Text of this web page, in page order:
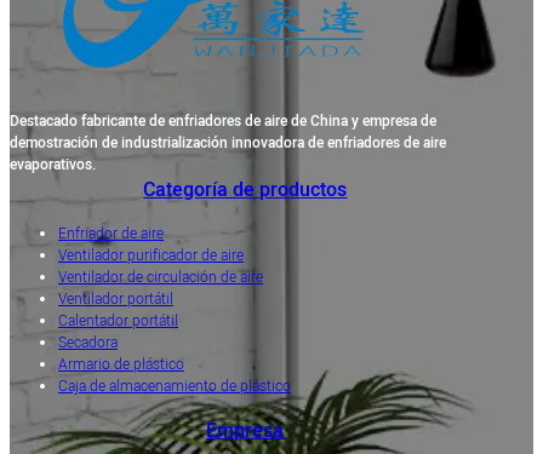
Destacado fabricante de enfriadores de aire de China y empresa de
demostración de industrialización innovadora de enfriadores de aire
evaporativos.
Categoría de productos
Enfriador de aire
Ventilador purificador de aire
Ventilador de circulación de aire
Ventilador portátil
Calentador portátil
Secadora
Armario de plástico
Caja de almacenamiento de plástico
Empresa